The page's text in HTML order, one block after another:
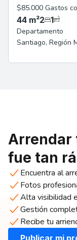
$85.000 Gastos
44 m²2 1
Departamento
Santiago, Región
Arrendar
fue tan
Encuentra al
Fotos
Alta visibilidad
Gestión
Recibe tu
Publicar mi